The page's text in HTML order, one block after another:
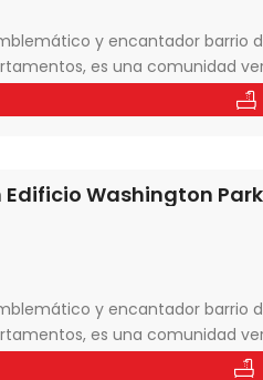
emblemático y encantador
es una comunidad
de un nuevo proyecto de
emblemático y encantador
es una comunidad
de un nuevo proyecto de